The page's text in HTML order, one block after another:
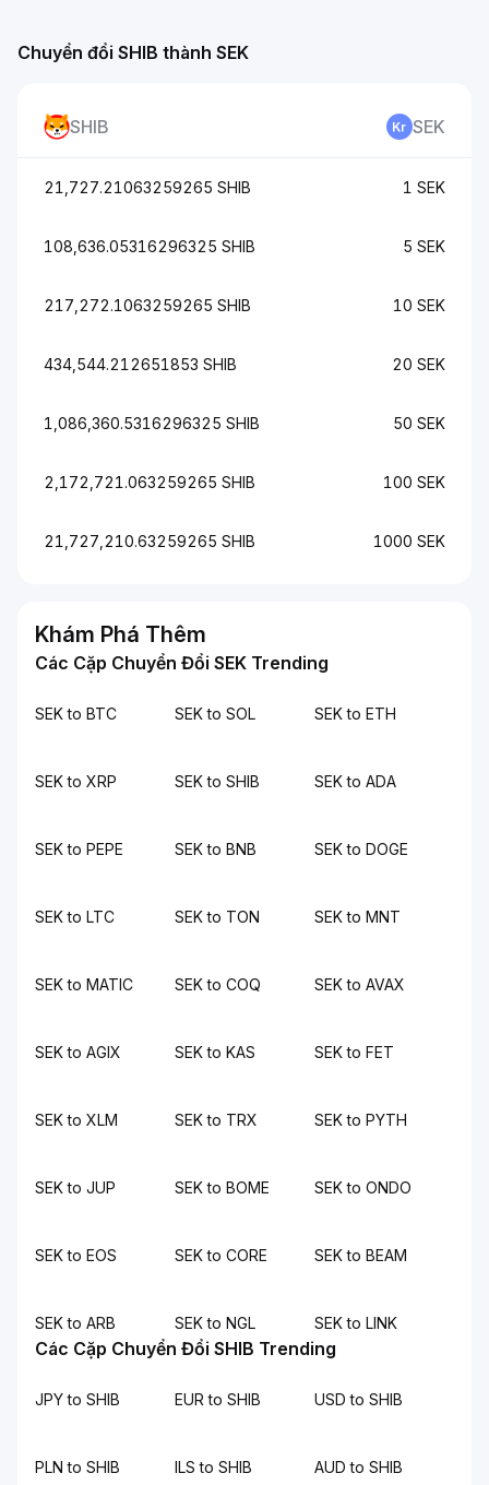
Chuyển đổi SHIB thành SEK
SHIB SEK
21,727.21063259265 SHIB 1 SEK
108,636.05316296325 SHIB 5 SEK
217,272.1063259265 SHIB 10 SEK
434,544.212651853 SHIB 20 SEK
1,086,360.5316296325 SHIB 50 SEK
2,172,721.063259265 SHIB 100 SEK
21,727,210.63259265 SHIB 1000 SEK
Khám Phá Thêm
Các Cặp Chuyển Đổi SEK Trending
SEK to BTC SEK to SOL SEK to ETH
SEK to XRP SEK to SHIB SEK to ADA
SEK to PEPE SEK to BNB SEK to DOGE
SEK to LTC SEK to TON SEK to MNT
SEK to MATIC SEK to COQ SEK to AVAX
SEK to AGIX SEK to KAS SEK to FET
SEK to XLM SEK to TRX SEK to PYTH
SEK to JUP SEK to BOME SEK to ONDO
SEK to EOS SEK to CORE SEK to BEAM
SEK to ARB SEK to NGL SEK to LINK
Các Cặp Chuyển Đổi SHIB Trending
JPY to SHIB EUR to SHIB USD to SHIB
PLN to SHIB ILS to SHIB AUD to SHIB